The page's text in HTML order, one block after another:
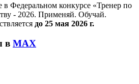
в Федеральном конкурсе «Тренер по
- 2026. Применяй. Обучай.
до 25 мая 2026 г.
в MAX